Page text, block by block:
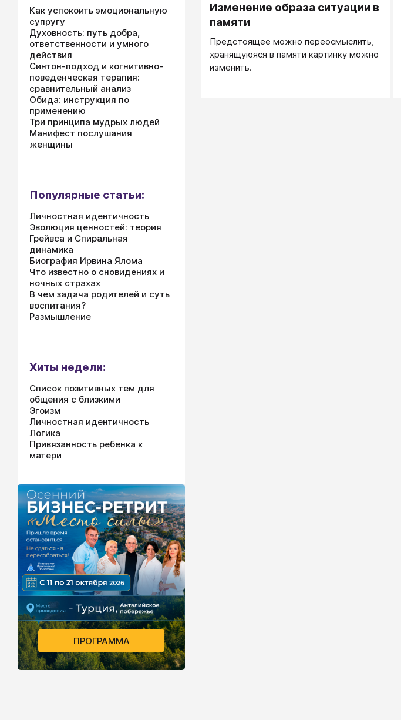
Изменение образа ситуации в
памяти
Предстоящее можно переосмыслить,
хранящуюяся в памяти картинку можно
изменить.
Как успокоить эмоциональную
супругу
Духовность: путь добра,
ответственности и умного
действия
Синтон-подход и когнитивно-
поведенческая терапия:
сравнительный анализ
Обида: инструкция по
применению
Три принципа мудрых людей
Манифест послушания
женщины
Популярные статьи:
Личностная идентичность
Эволюция ценностей: теория
Грейвса и Спиральная
динамика
Биография Ирвина Ялома
Что известно о сновидениях и
ночных страхах
В чем задача родителей и суть
воспитания?
Размышление
Хиты недели:
Список позитивных тем для
общения с близкими
Эгоизм
Личностная идентичность
Логика
Привязанность ребенка к
матери
ПРОГРАММА